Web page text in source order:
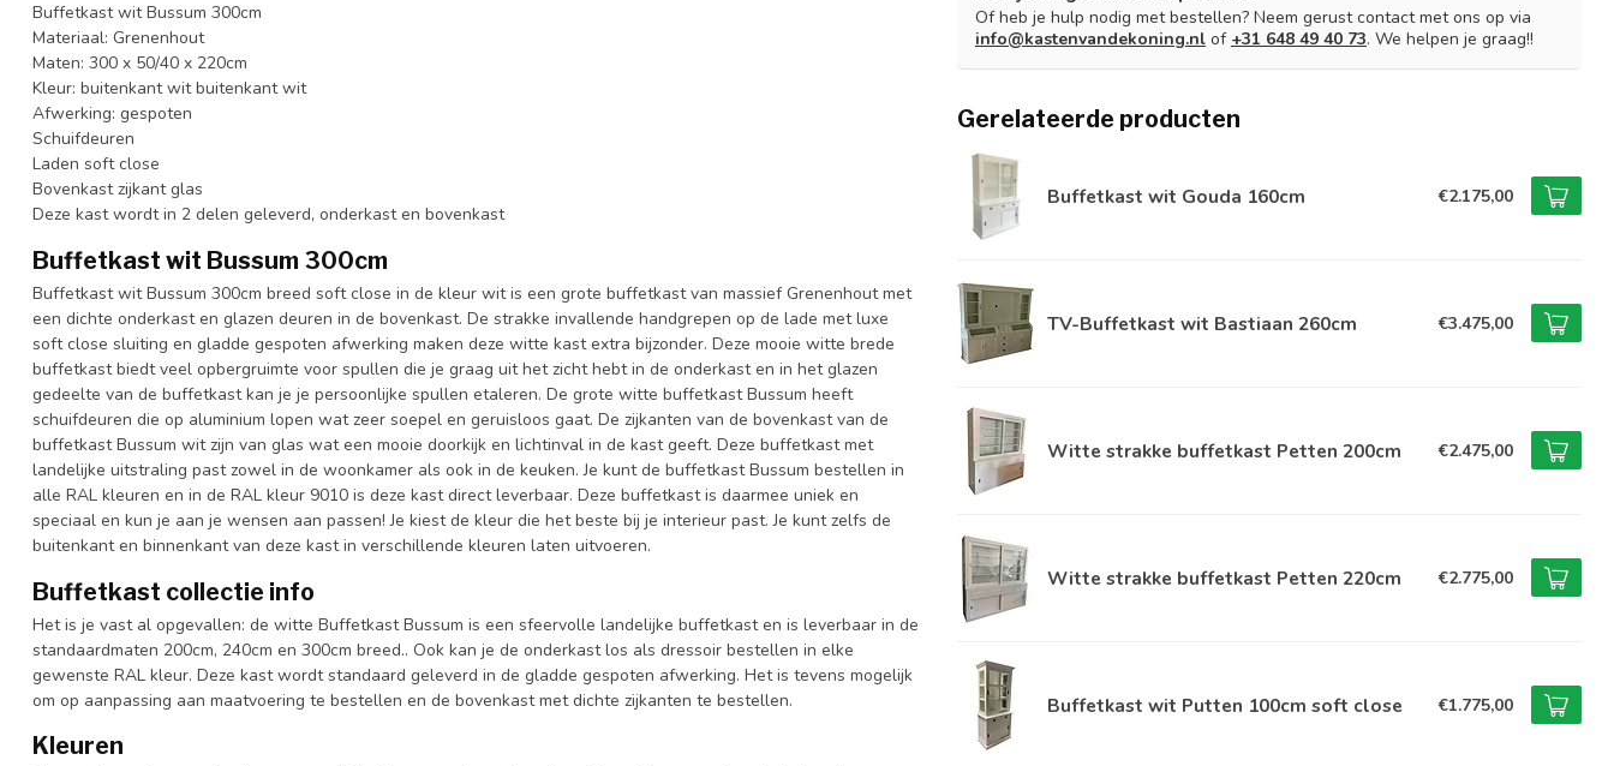
Buffetkast wit Bussum 300cm
Materiaal: Grenenhout
Maten: 300 x 50/40 x 220cm
Kleur: buitenkant wit buitenkant wit
Afwerking: gespoten
Schuifdeuren
Laden soft close
Bovenkast zijkant glas
Deze kast wordt in 2 delen geleverd, onderkast en bovenkast
Buffetkast wit Bussum 300cm
Buffetkast wit Bussum 300cm breed soft close in de kleur wit is een grote buffetkast van massief Grenenhout met
een dichte onderkast en glazen deuren in de bovenkast. De strakke invallende handgrepen op de lade met luxe
soft close sluiting en gladde gespoten afwerking maken deze witte kast extra bijzonder. Deze mooie witte brede
buffetkast biedt veel opbergruimte voor spullen die je graag uit het zicht hebt in de onderkast en in het glazen
gedeelte van de buffetkast kan je je persoonlijke spullen etaleren. De grote witte buffetkast Bussum heeft
schuifdeuren die op aluminium lopen wat zeer soepel en geruisloos gaat. De zijkanten van de bovenkast van de
buffetkast Bussum wit zijn van glas wat een mooie doorkijk en lichtinval in de kast geeft. Deze buffetkast met
landelijke uitstraling past zowel in de woonkamer als ook in de keuken. Je kunt de buffetkast Bussum bestellen in
alle RAL kleuren en in de RAL kleur 9010 is deze kast direct leverbaar. Deze buffetkast is daarmee uniek en
speciaal en kun je aan je wensen aan passen! Je kiest de kleur die het beste bij je interieur past. Je kunt zelfs de
buitenkant en binnenkant van deze kast in verschillende kleuren laten uitvoeren.
Buffetkast collectie info
Het is je vast al opgevallen: de witte Buffetkast Bussum is een sfeervolle landelijke buffetkast en is leverbaar in de
standaardmaten 200cm, 240cm en 300cm breed.. Ook kan je de onderkast los als dressoir bestellen in elke
gewenste RAL kleur. Deze kast wordt standaard geleverd in de gladde gespoten afwerking. Het is tevens mogelijk
om op aanpassing aan maatvoering te bestellen en de bovenkast met dichte zijkanten te bestellen.
Kleuren
Of heb je hulp nodig met bestellen? Neem gerust contact met ons op via
info@kastenvandekoning.nl of +31 648 49 40 73. We helpen je graag!!
Gerelateerde producten
Buffetkast wit Gouda 160cm €2.175,00
TV-Buffetkast wit Bastiaan 260cm €3.475,00
Witte strakke buffetkast Petten 200cm €2.475,00
Witte strakke buffetkast Petten 220cm €2.775,00
Buffetkast wit Putten 100cm soft close €1.775,00